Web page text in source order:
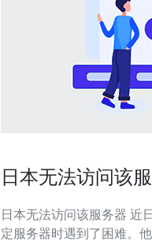
日本无法访问该
日本无法访问该服务器 近日，一些日本网民反映在访问特
定服务器时遇到了困难。